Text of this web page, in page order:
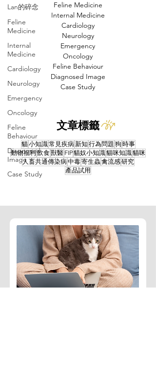
Lan的碎念
Feline
Medicine
Internal
Medicine
Cardiology
Neurology
Emergency
Oncology
Feline
Behaviour
Diagnosed
Image
Case Study
Feline Medicine
Internal Medicine
Cardiology
Neurology
Emergency
Oncology
Feline Behaviour
Diagnosed Image
Case Study
文章標籤
貓小知識常見疾病 新知 行為問題 狗 時事
動物福利 飲食獸醫 FIP貓奴小知識貓咪知識貓咪
人畜共通傳染病 中毒寄生蟲 禽流感研究
產品試用